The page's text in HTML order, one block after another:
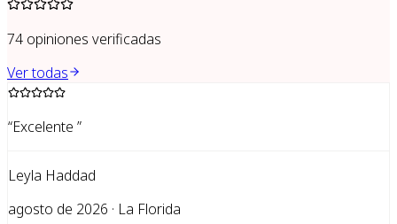
74 opiniones verificadas
Ver todas
“Excelente ”
Leyla Haddad
agosto de 2026 · La Florida